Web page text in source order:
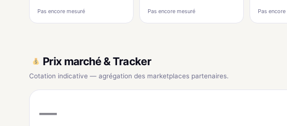
Pas encore mesuré Pas encore mesuré Pas
Prix marché & Tracker
Cotation indicative — agrégation des marketplaces partenaires.
—